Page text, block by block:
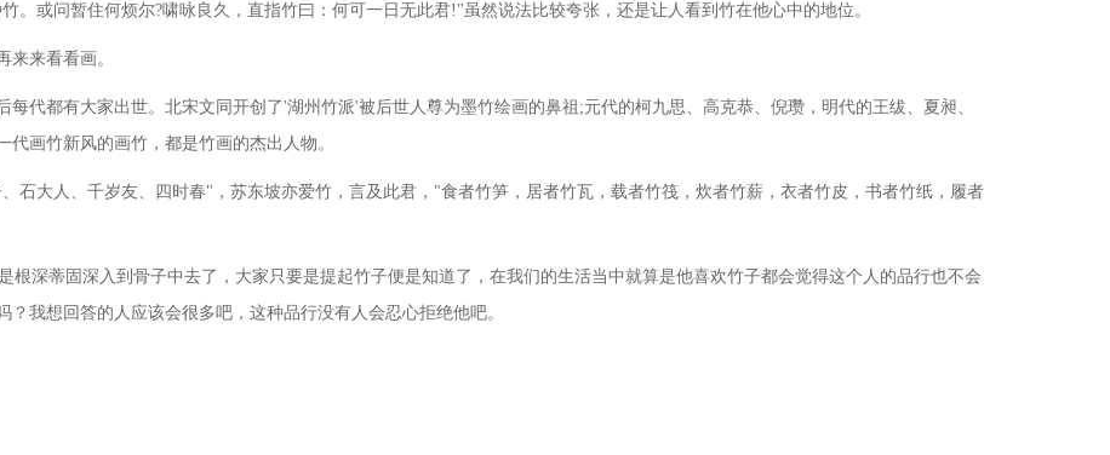
。或问暂住何烦尔?啸咏良久，直指竹曰：何可一日无此君!"虽然说法比较夸张，还是让人看到竹在他心中的地位。
来来看看画。
每代都有大家出世。北宋文同开创了'湖州竹派'被后世人尊为墨竹绘画的鼻祖;元代的柯九思、高克恭、倪瓒，明代的王绂、夏昶、
画竹新风的画竹，都是竹画的杰出人物。
石大人、千岁友、四时春"，苏东坡亦爱竹，言及此君，"食者竹笋，居者竹瓦，载者竹筏，炊者竹薪，衣者竹皮，书者竹纸，履者
根深蒂固深入到骨子中去了，大家只要是提起竹子便是知道了，在我们的生活当中就算是他喜欢竹子都会觉得这个人的品行也不会
我想回答的人应该会很多吧，这种品行没有人会忍心拒绝他吧。